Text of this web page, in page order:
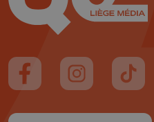
Suivez-nous sur FaceBook
Suivez-nous